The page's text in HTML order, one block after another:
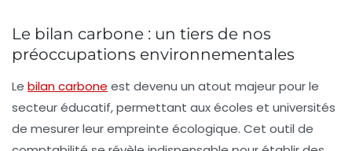
Le bilan carbone : un tiers de nos
préoccupations environnementales
Le bilan carbone est devenu un atout majeur pour le
secteur éducatif, permettant aux écoles et universités
de mesurer leurempreinte écologique. Cet outil de